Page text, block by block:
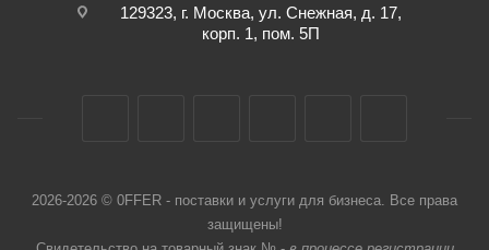
129323, г. Москва, ул. Снежная, д. 17,
корп. 1, пом. 5П
2026-2026 © 0FFER - поставки и услуги для бизнеса. Все права
защищены!